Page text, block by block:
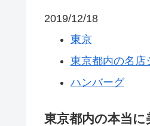
2019/12/18
東京
東京都内の名店
ハンバーグ
東京都内の本当